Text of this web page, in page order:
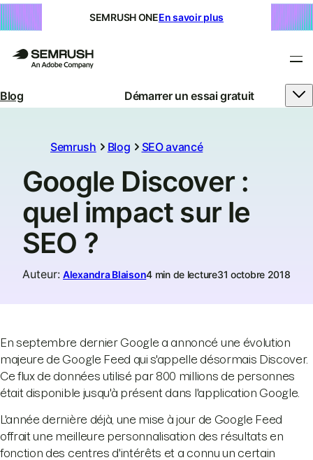
SEMRUSH ONEEn savoir plus
Blog Démarrer un essai gratuit
Semrush Blog SEO avancé
Google Discover :
quel impact sur le
SEO ?
Auteur: Alexandra Blaison4 min de lecture31 octobre 2018
En septembre dernier Google a annoncé une évolution
majeure de Google Feed qui s'appelle désormais Discover.
Ce flux de données utilisé par 800 millions de personnes
était disponible jusqu'à présent dans l'application Google.
L'année dernière déjà, une mise à jour de Google Feed
offrait une meilleure personnalisation des résultats en
fonction des centres d'intérêts et a connu un certain